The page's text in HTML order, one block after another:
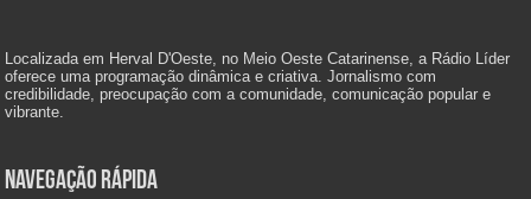
Localizada em Herval D'Oeste, no Meio Oeste Catarinense, a Rádio Líder
oferece uma programação dinâmica e criativa. Jornalismo com
credibilidade, preocupação com a comunidade, comunicação popular e
vibrante.
Navegação Rápida